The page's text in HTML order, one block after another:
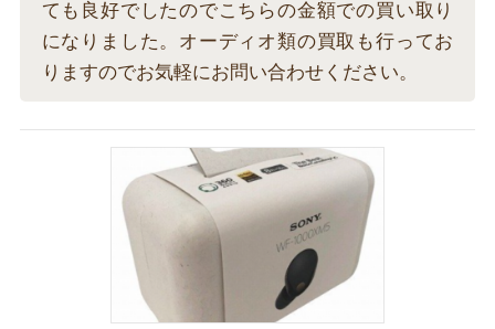
ても良好でしたのでこちらの金額での買い取り
になりました。オーディオ類の買取も行ってお
りますのでお気軽にお問い合わせください。